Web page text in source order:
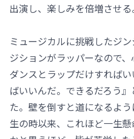
出演し、楽しみを倍増させる
ミュージカルに挑戦したジ
ジションがラッパーなので
ダンスとラップだけすれば
ばいいんだ。できるだろう
た。壁を倒すと道になるよ
生の時以来、これほど一生